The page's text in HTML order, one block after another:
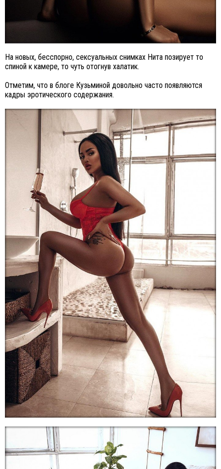
На новых, бесспорно, сексуальных снимках Нита позирует то
спиной к камере, то чуть отогнув халатик.
Отметим, что в блоге Кузьминой довольно часто появляются
кадры эротического содержания.